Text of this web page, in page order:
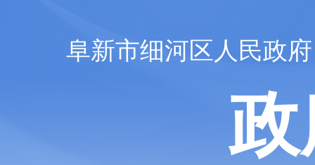
阜新市细河区人民政府